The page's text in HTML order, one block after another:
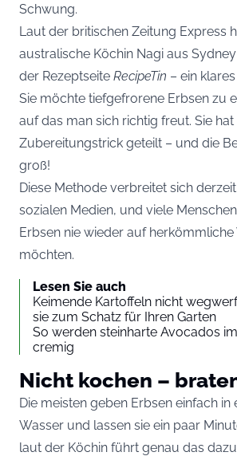
Schwung.
Laut der britischen Zeitung Express
australische Köchin Nagi aus
der Rezeptseite RecipeTin – ein
Sie möchte tiefgefrorene Erbsen zu
auf das man sich richtig freut. Sie
Zubereitungstrick geteilt – und die
groß!
Diese Methode verbreitet sich
sozialen Medien, und viele
Erbsen nie wieder auf herkömmliche
möchten.
Lesen Sie auch
Keimende Kartoffeln nicht
sie zum Schatz für Ihren Garten
So werden steinharte Avocados
cremig
Nicht kochen –
Die meisten geben Erbsen einfach in
Wasser und lassen sie ein paar
laut der Köchin führt genau das